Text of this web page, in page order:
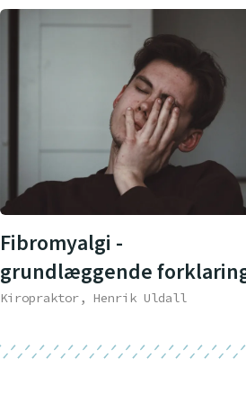
Fibromyalgi -
grundlæggende
Kiropraktor, Henrik Uldall